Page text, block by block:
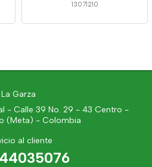
13071210
La Garza
- Calle 39 No. 29 - 43 Centro -
(Meta) - Colombia
al cliente